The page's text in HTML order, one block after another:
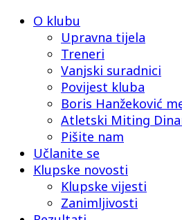
O klubu
Upravna tijela
Treneri
Vanjski suradnici
Povijest kluba
Boris Hanžeković
Atletski Miting
Pišite nam
Učlanite se
Klupske novosti
Klupske vijesti
Zanimljivosti